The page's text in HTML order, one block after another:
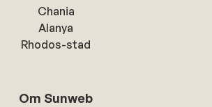
Chania
Alanya
Rhodos-stad
Om Sunweb